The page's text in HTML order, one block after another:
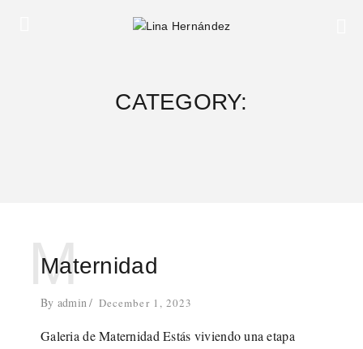
CATEGORY:
Maternidad
M
By admin December 1, 2023
Galeria de Maternidad Estás viviendo una etapa